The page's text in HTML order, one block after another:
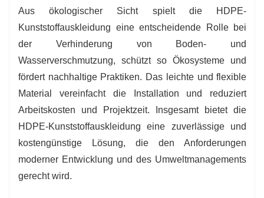
Aus ökologischer Sicht spielt die HDPE-
Kunststoffauskleidung eine entscheidende Rolle bei
der Verhinderung von Boden- und
Wasserverschmutzung, schützt so Ökosysteme und
fördert nachhaltige Praktiken. Das leichte und flexible
Material vereinfacht die Installation und reduziert
Arbeitskosten und Projektzeit. Insgesamt bietet die
HDPE-Kunststoffauskleidung eine zuverlässige und
kostengünstige Lösung, die den Anforderungen
moderner Entwicklung und des Umweltmanagements
gerecht wird.